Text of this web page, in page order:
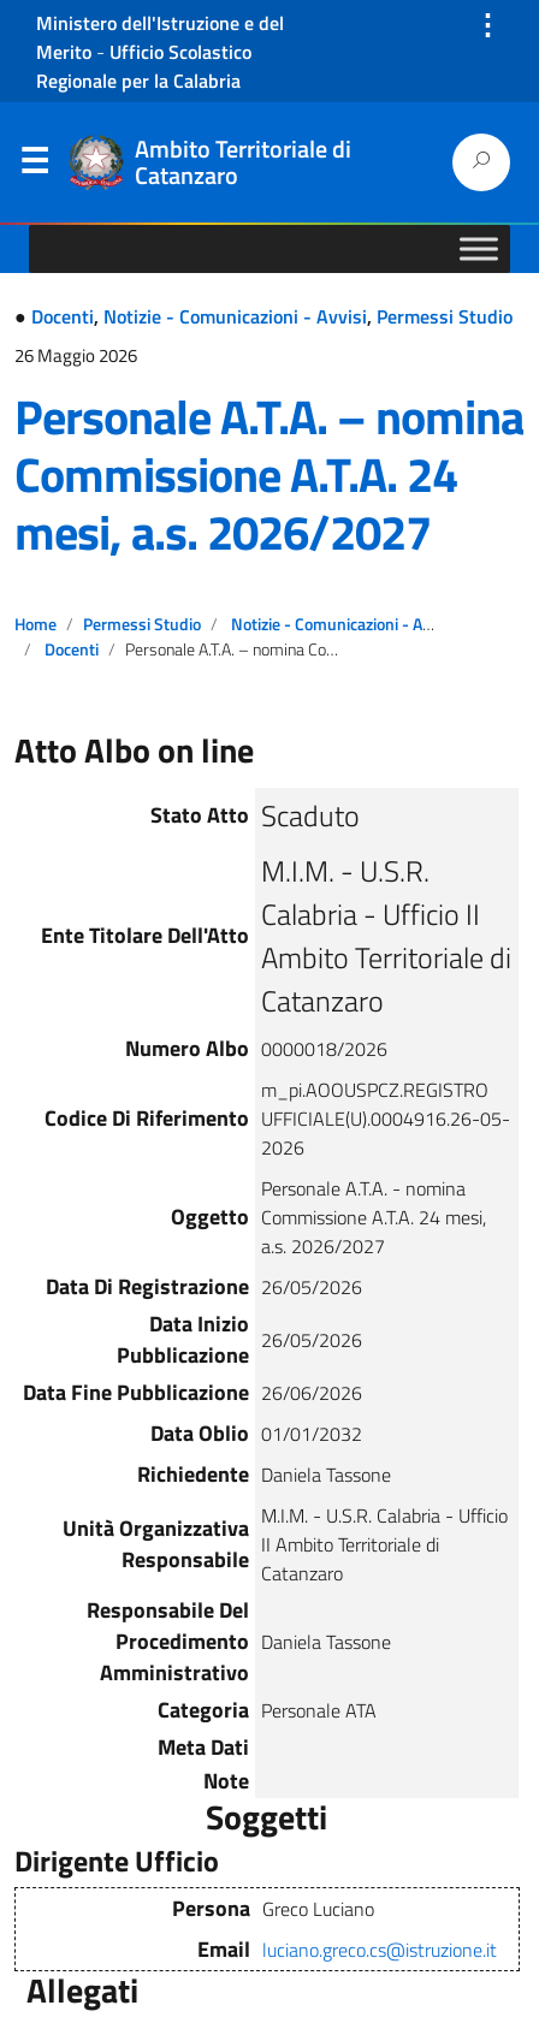
Ministero dell'Istruzione e del
Merito - Ufficio Scolastico
Regionale per la Calabria
⋮
Ambito Territoriale di
Catanzaro
● Docenti, Notizie - Comunicazioni - Avvisi, Permessi Studio
26 Maggio 2026
Personale A.T.A. – nomina
Commissione A.T.A. 24
mesi, a.s. 2026/2027
Home Permessi Studio
Notizie - Comunicazioni - Avvisi
Docenti
Personale A.T.A. – nomina Commissione A.T.A. 24 mesi, a.s. 2026/2027
Atto Albo on line
Stato Atto Scaduto
Ente Titolare Dell'Atto
M.I.M. - U.S.R.
Calabria - Ufficio II
Ambito Territoriale di
Catanzaro
Numero Albo 0000018/2026
Codice Di Riferimento
m_pi.AOOUSPCZ.REGISTRO
UFFICIALE(U).0004916.26-05-
2026
Oggetto
Personale A.T.A. - nomina
Commissione A.T.A. 24 mesi,
a.s. 2026/2027
Data Di Registrazione 26/05/2026
Data Inizio
Pubblicazione 26/05/2026
Data Fine Pubblicazione 26/06/2026
Data Oblio 01/01/2032
Richiedente Daniela Tassone
Unità Organizzativa
Responsabile
M.I.M. - U.S.R. Calabria - Ufficio
II Ambito Territoriale di
Catanzaro
Responsabile Del
Procedimento
Amministrativo
Daniela Tassone
Categoria Personale ATA
Meta Dati
Note
Soggetti
Dirigente Ufficio
Persona Greco Luciano
Email luciano.greco.cs@istruzione.it
Allegati